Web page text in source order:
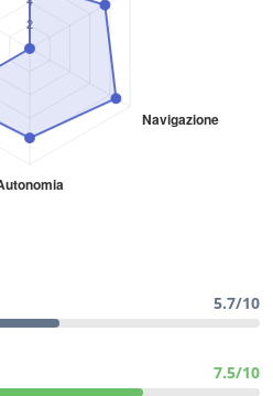
5.7/10
7.5/10